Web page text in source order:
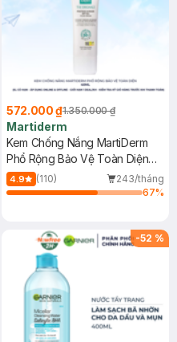
572.000 ₫1.350.000 ₫
Martiderm
Kem Chống Nắng MartiDerm
Phổ Rộng Bảo Vệ Toàn Diện
40ml
4.9 (110)
243/tháng
67%
-52 %